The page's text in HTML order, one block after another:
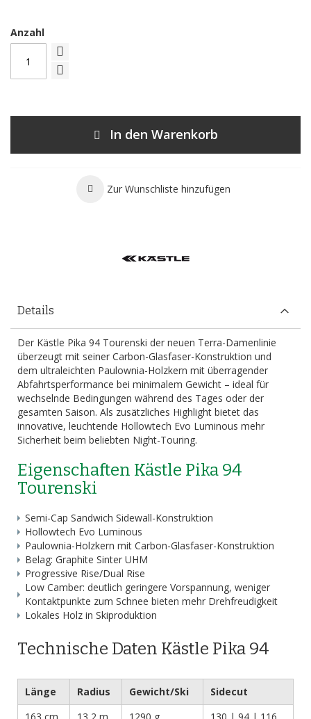
Anzahl
In den Warenkorb
Zur Wunschliste hinzufügen
Details
Der Kästle Pika 94 Tourenski der neuen Terra-Damenlinie
überzeugt mit seiner Carbon-Glasfaser-Konstruktion und
dem ultraleichten Paulownia-Holzkern mit überragender
Abfahrtsperformance bei minimalem Gewicht – ideal für
wechselnde Bedingungen während des Tages oder der
gesamten Saison. Als zusätzliches Highlight bietet das
innovative, leuchtende Hollowtech Evo Luminous mehr
Sicherheit beim beliebten Night-Touring.
Eigenschaften Kästle Pika 94
Tourenski
Semi-Cap Sandwich Sidewall-Konstruktion
Hollowtech Evo Luminous
Paulownia-Holzkern mit Carbon-Glasfaser-Konstruktion
Belag: Graphite Sinter UHM
Progressive Rise/Dual Rise
Low Camber: deutlich geringere Vorspannung, weniger
Kontaktpunkte zum Schnee bieten mehr Drehfreudigkeit
Lokales Holz in Skiproduktion
Technische Daten Kästle Pika 94
Länge Radius Gewicht/Ski
Sidecut